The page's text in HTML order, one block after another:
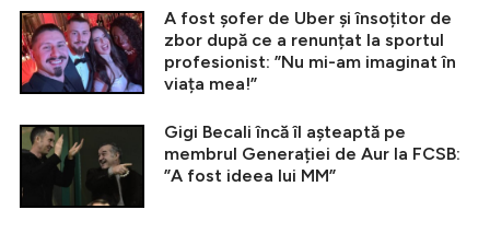
A fost șofer de Uber și însoțitor de
zbor după ce a renunțat la sportul
profesionist: ”Nu mi-am imaginat în
viața mea!”
Gigi Becali încă îl așteaptă pe
membrul Generației de Aur la FCSB:
”A fost ideea lui MM”